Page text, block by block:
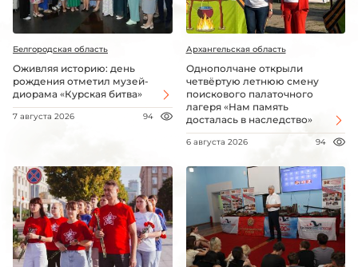
Белгородская область
Оживляя историю: день
рождения отметил музей-
диорама «Курская битва»
7 августа 2026 94
Архангельская область
Однополчане открыли
четвёртую летнюю смену
поискового палаточного
лагеря «Нам память
досталась в наследство»
6 августа 2026 94